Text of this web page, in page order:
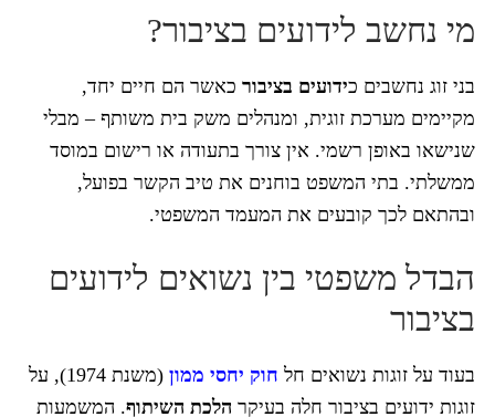
מי נחשב לידועים בציבור?
בני זוג נחשבים כידועים בציבור כאשר הם חיים יחד,
מקיימים מערכת זוגית, ומנהלים משק בית משותף – מבלי
שנישאו באופן רשמי. אין צורך בתעודה או רישום במוסד
ממשלתי. בתי המשפט בוחנים את טיב הקשר בפועל,
ובהתאם לכך קובעים את המעמד המשפטי.
הבדל משפטי בין נשואים לידועים
בציבור
בעוד על זוגות נשואים חל חוק יחסי ממון
(משנת 1974), על
זוגות ידועים בציבור חלה בעיקר הלכת השיתוף. המשמעות